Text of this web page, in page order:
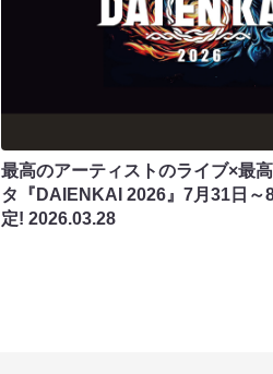
最高のアーティストのライブ×最
タ『DAIENKAI 2026』7月31日～
定! 2026.03.28